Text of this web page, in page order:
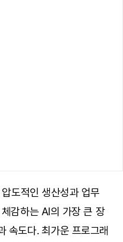
도적인 생산성과 업무
감하는 AI의 가장 큰 장
속도다. 최가운 프로그래